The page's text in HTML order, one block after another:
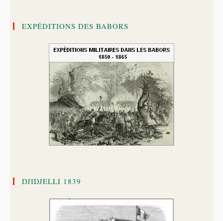
EXPÉDITIONS DES BABORS
DJIDJELLI 1839